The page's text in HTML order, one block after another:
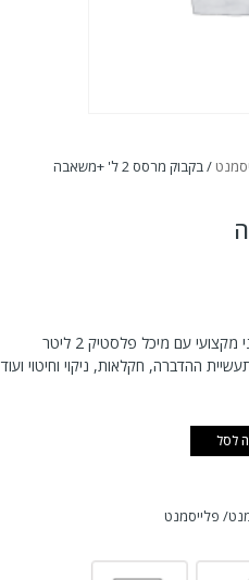
/ בקבוק מרסס 2 ל' +משאבה
בקבוק מרסס 2 ל' +משאבה – מרסס ידני מקצועי עם מיכל פלסטיק 2 ליטר
ההדברה, חקלאות, ניקוי וחיטוי ועוד
לסל
פלייסמנט